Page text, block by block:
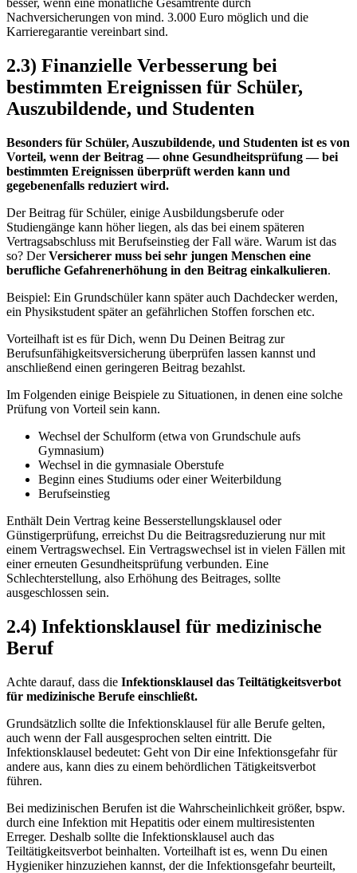
Nachversicherungen von mind. 3.000 Euro möglich und die
Karrieregarantie vereinbart sind.
2.3) Finanzielle Verbesserung bei
bestimmten Ereignissen für Schüler,
Auszubildende, und Studenten
Besonders für Schüler, Auszubildende, und Studenten ist es von
Vorteil, wenn der Beitrag—ohne Gesundheitsprüfung—bei
bestimmten Ereignissen überprüft werden kann und
gegebenenfalls reduziert wird.
Der Beitrag für Schüler, einige Ausbildungsberufe oder
Studiengänge kann höher liegen, als das bei einem späteren
Vertragsabschluss mit Berufseinstieg der Fall wäre. Warum ist das
so? DerVersicherer muss bei sehr jungen Menschen eine
berufliche Gefahrenerhöhung in den Beitrag einkalkulieren.
Beispiel: Ein Grundschüler kann später auch Dachdecker werden,
ein Physikstudent später an gefährlichen Stoffen forschen etc.
Vorteilhaft ist es für Dich, wenn Du Deinen Beitrag zur
Berufsunfähigkeitsversicherung überprüfen lassen kannst und
anschließend einen geringeren Beitrag bezahlst.
Im Folgenden einige Beispiele zu Situationen, in denen eine solche
Prüfung von Vorteil sein kann.
Wechsel der Schulform (etwa von Grundschule aufs
Gymnasium)
Wechsel in die gymnasiale Oberstufe
Beginn eines Studiums oder einer Weiterbildung
Berufseinstieg
Enthält Dein Vertrag keine Besserstellungsklausel oder
Günstigerprüfung, erreichst Du die Beitragsreduzierung nur mit
einem Vertragswechsel. Ein Vertragswechsel ist in vielen Fällen mit
einer erneuten Gesundheitsprüfung verbunden. Eine
Schlechterstellung, also Erhöhung des Beitrages, sollte
ausgeschlossen sein.
2.4) Infektionsklausel für medizinische
Beruf
Achte darauf, dass die Infektionsklausel das Teiltätigkeitsverbot
für medizinische Berufe einschließt.
Grundsätzlich sollte die Infektionsklausel für alle Berufe gelten,
auch wenn der Fall ausgesprochen selten eintritt. Die
Infektionsklausel bedeutet: Geht von Dir eine Infektionsgefahr für
andere aus, kann dies zu einem behördlichen Tätigkeitsverbot
führen.
Bei medizinischen Berufen ist die Wahrscheinlichkeit größer, bspw.
durch eine Infektion mit Hepatitis oder einem multiresistenten
Erreger. Deshalb sollte die Infektionsklausel auch das
Teiltätigkeitsverbot beinhalten. Vorteilhaft ist es, wenn Du einen
Hygieniker hinzuziehen kannst, der die Infektionsgefahr beurteilt,